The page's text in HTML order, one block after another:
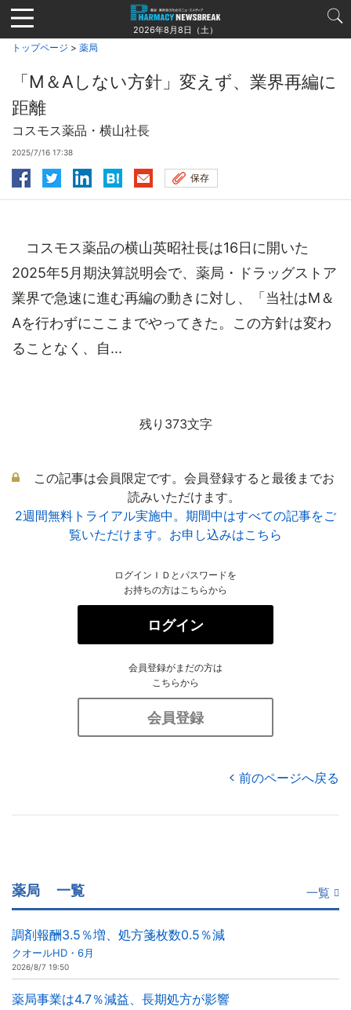
Jump
to
navigation
2026年8月8日（土）
トップページ > 薬局
「M＆Aしない方針」変えず、業界再編に
距離
コスモス薬品・横山社長
2025/7/16 17:38
保存
コスモス薬品の横山英昭社長は16日に開いた
2025年5月期決算説明会で、薬局・ドラッグストア
業界で急速に進む再編の動きに対し、「当社はM＆
Aを行わずにここまでやってきた。この方針は変わ
ることなく、自...
残り373文字
この記事は会員限定です。会員登録すると最後までお
読みいただけます。
2週間無料トライアル実施中。期間中はすべての記事をご
覧いただけます。お申し込みはこちら
ログインＩＤとパスワードを
お持ちの方はこちらから
ログイン
会員登録がまだの方は
こちらから
会員登録
前のページへ戻る
薬局 一覧 一覧
調剤報酬3.5％増、処方箋枚数0.5％減
クオールHD・6月
2026/8/7 19:50
薬局事業は4.7％減益、長期処方が影響